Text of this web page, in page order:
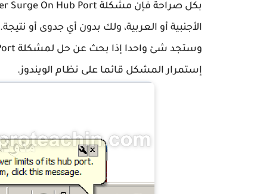
الأجنبية أو العربية، ولك بدون أي جدوى أو نتيجة.
إستمرار المشكل قائما على نظام الويندوز.